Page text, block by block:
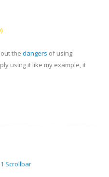
the dangers of using
using it like my example, it
Scrollbar